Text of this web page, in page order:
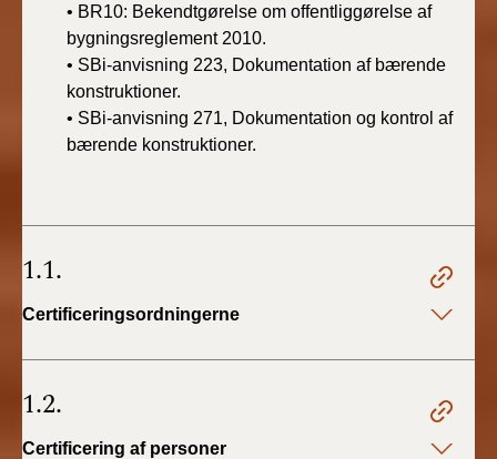
• BR10: Bekendtgørelse om offentliggørelse af
bygningsreglement 2010.
• SBi-anvisning 223, Dokumentation af bærende
konstruktioner.
• SBi-anvisning 271, Dokumentation og kontrol af
bærende konstruktioner.
1.1.
Certificeringsordningerne
1.2.
Certificering af personer